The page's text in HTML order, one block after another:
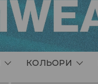
КОЛЬОРИ